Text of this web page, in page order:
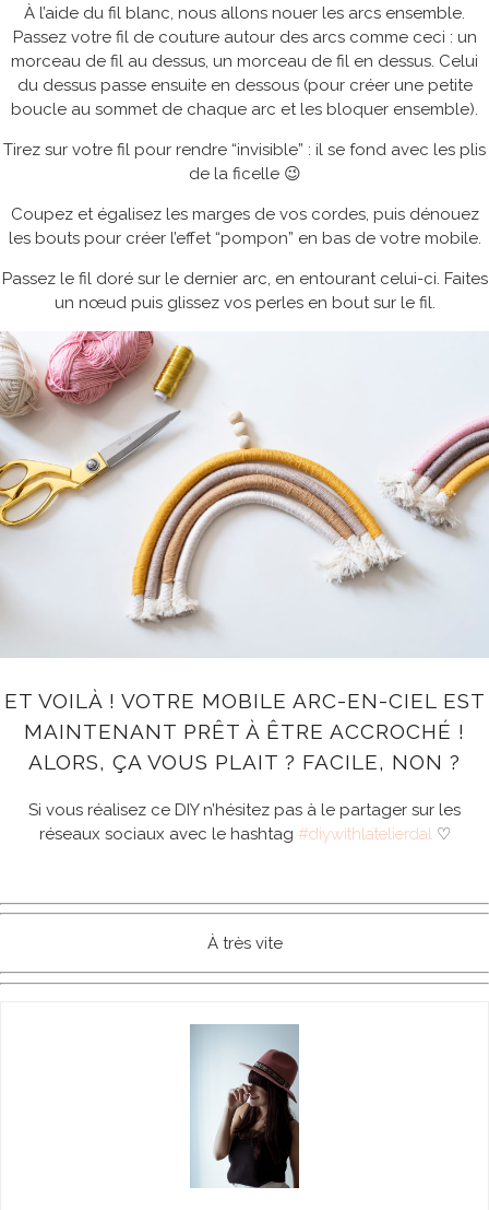
À l’aide du fil blanc, nous allons nouer les arcs ensemble.
Passez votre fil de couture autour des arcs comme ceci : un
morceau de fil au dessus, un morceau de fil en dessus. Celui
du dessus passe ensuite en dessous (pour créer une petite
boucle au sommet de chaque arc et les bloquer ensemble).
Tirez sur votre fil pour rendre “invisible” : il se fond avec les plis
de la ficelle 😉
Coupez et égalisez les marges de vos cordes, puis dénouez
les bouts pour créer l’effet “pompon” en bas de votre mobile.
Passez le fil doré sur le dernier arc, en entourant celui-ci. Faites
un nœud puis glissez vos perles en bout sur le fil.
ET VOILÀ ! VOTRE MOBILE ARC-EN-CIEL EST
MAINTENANT PRÊT À ÊTRE ACCROCHÉ !
ALORS, ÇA VOUS PLAIT ? FACILE, NON ?
Si vous réalisez ce DIY n’hésitez pas à le partager sur les
réseaux sociaux avec le hashtag #diywithlatelierdal ♡
À très vite